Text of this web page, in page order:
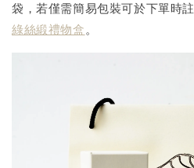
袋，若僅需簡易包裝可於下單時
綠絲緞禮物盒。